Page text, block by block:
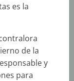
es la
de la
y
para